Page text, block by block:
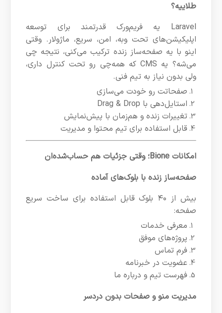
طلاییه؟
Laravel یه فریم‌ورک قدرتمند برای توسعه
اپلیکیشن‌های تحت وبه، امن، سریع، ماژولار. وقتی
اینو با یه صفحه‌ساز زنده ترکیب می‌کنی، نتیجه چی
می‌شه؟ یه CMS که همه‌چی رو تحت کنترل داری،
ولی بدون نیاز به تیم فنی.
صفحاتت رو خودت می‌سازی
استایل‌دهی با Drag & Drop
تغییرات زنده و هم‌زمان با پیش‌نمایش
قابل استفاده برای تیم محتوا و مدیریت
امکانات Bione؛ وقتی جزئیات هم حساب‌شده‌ان
صفحه‌ساز زنده با بلوک‌های آماده
بیش از ۴۰ بلوک قابل استفاده برای ساخت سریع
صفحه:
معرفی خدمات
پروژه‌های موفق
فرم تماس
عضویت در خبرنامه
فهرست تیم و درباره ما
مدیریت منو و صفحات بدون دردسر